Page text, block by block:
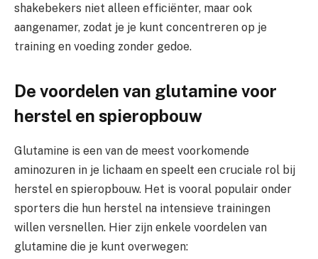
shakebekers niet alleen efficiënter, maar ook
aangenamer, zodat je je kunt concentreren op je
training en voeding zonder gedoe.
De voordelen van glutamine voor
herstel en spieropbouw
Glutamine is een van de meest voorkomende
aminozuren in je lichaam en speelt een cruciale rol bij
herstel en spieropbouw. Het is vooral populair onder
sporters die hun herstel na intensieve trainingen
willen versnellen. Hier zijn enkele voordelen van
glutamine die je kunt overwegen: